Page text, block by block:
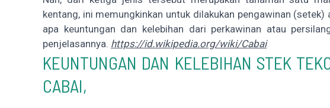
kentang, ini memungkinkan untuk dilakukan pengawinan
apa keuntungan dan kelebihan dari perkawinan atau
penjelasannya. https://id.wikipedia.org/wiki/Cabai
KEUNTUNGAN DAN KELEBIHAN STEK
CABAI,